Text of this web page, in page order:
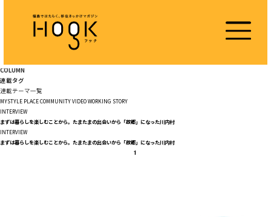
COLUMN
連載タグ
連載テーマ一覧
MYSTYLE PLACECOMMUNITYVIDEOWORKING STORY
INTERVIEW
まずは暮らしを楽しむことから。たまたまの出会いから「故郷」になった川内村
INTERVIEW
まずは暮らしを楽しむことから。たまたまの出会いから「故郷」になった川内村
1